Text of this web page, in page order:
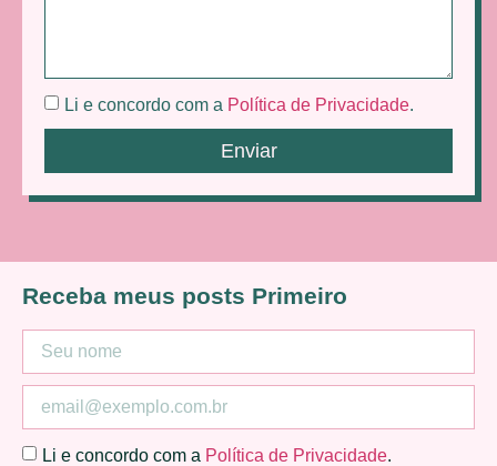
Li e concordo com a Política de Privacidade.
Enviar
Receba meus posts Primeiro
Li e concordo com a Política de Privacidade.